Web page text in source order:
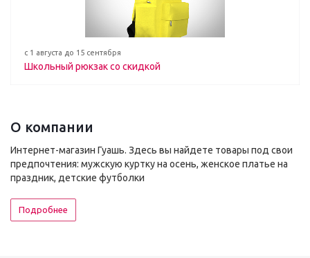
с 1 августа до 15 сентября
Школьный рюкзак со скидкой
О компании
Интернет-магазин Гуашь. Здесь вы найдете товары под свои
предпочтения: мужскую куртку на осень, женское платье на
праздник, детские футболки
Подробнее